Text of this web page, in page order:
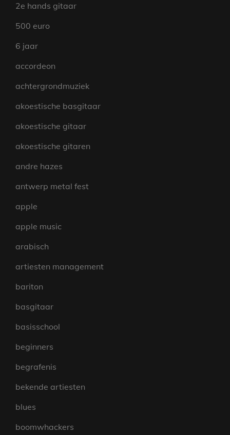
2e hands gitaar
500 euro
6 jaar
accordeon
achtergrondmuziek
akoestische basgitaar
akoestische gitaar
akoestische gitaren
andre hazes
antwerp metal fest
apple
apple music
arabisch
artiesten management
bariton
basgitaar
basisschool
beginners
begrafenis
bekende artiesten
blues
boomwhackers